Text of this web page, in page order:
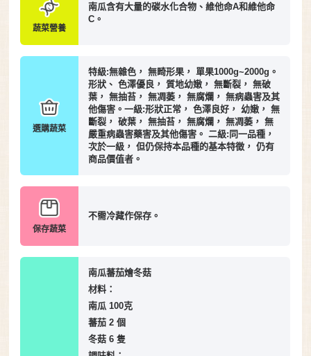
蔬菜營養
南瓜含有大量的碳水化合物、維他命A和維他命
C。
選購蔬菜
特級:無雜色， 無畸形果， 單果1000g~2000g。
形狀、 色澤優良， 質地幼嫩， 無斷裂， 無破
葉， 無抽苔， 無凋萎， 無腐爛， 無病蟲害及其
他傷害。一級:形狀正常， 色澤良好， 幼嫩， 無
斷裂， 破葉， 無抽苔， 無腐爛， 無凋萎， 無
嚴重病蟲害藥害及其他傷害。 二級:同一品種，
次於一級， 但仍保持本品種的基本特徵， 仍有
商品價值者。
保存蔬菜
不需冷藏作保存。
南瓜蕃茄燴冬菇
材料：
南瓜 100克
蕃茄 2 個
冬菇 6 隻